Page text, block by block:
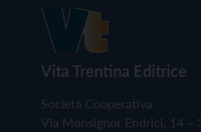
Vita Trentina Editrice
Società Cooperativa
Via Monsignor Endrici, 14 –